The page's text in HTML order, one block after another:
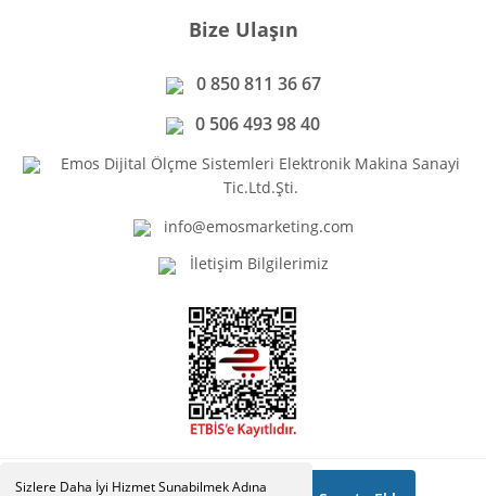
Sizlere Daha İyi Hizmet Sunabilmek Adına
Bize Ulaşın
0 850 811 36 67
0 506 493 98 40
Emos Dijital Ölçme Sistemleri Elektronik Makina Sanayi
Tic.Ltd.Şti.
info@emosmarketing.com
İletişim Bilgilerimiz